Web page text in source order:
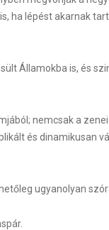
ha lépést akarnak
Államokba is, és
nemcsak a
és dinamikusan
ugyanolyan